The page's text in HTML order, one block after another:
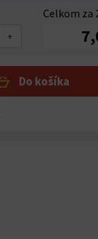
+
Celkom za
Do košíka